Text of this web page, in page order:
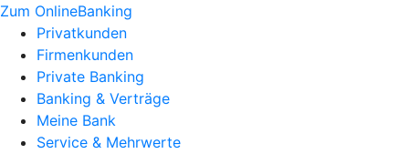
Zum OnlineBanking
Privatkunden
Firmenkunden
Private Banking
Banking & Verträge
Meine Bank
Service & Mehrwerte